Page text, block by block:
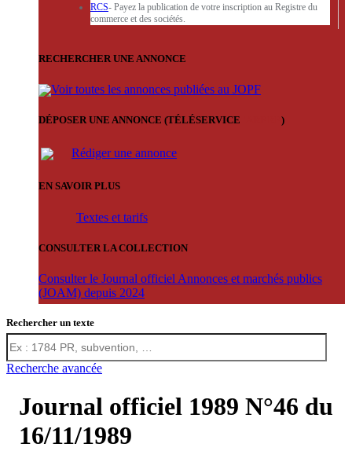
RCS- Payez la publication de votre inscription au Registre du
commerce et des sociétés.
RECHERCHER UNE ANNONCE
Voir toutes les annonces publiées au JOPF
DÉPOSER UNE ANNONCE (TÉLÉSERVICE )
Rédiger une annonce
EN SAVOIR PLUS
Textes et tarifs
CONSULTER LA COLLECTION
Consulter le Journal officiel Annonces et marchés publics
(JOAM) depuis 2024
Rechercher un texte
Recherche avancée
Journal officiel 1989 N°46 du
16/11/1989